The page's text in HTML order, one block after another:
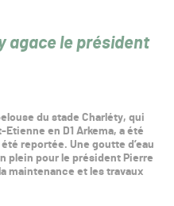
agace le président
du stade Charléty, qui
en D1 Arkema, a été
reportée. Une goutte d’eau
plein pour le président Pierre
maintenance et les travaux